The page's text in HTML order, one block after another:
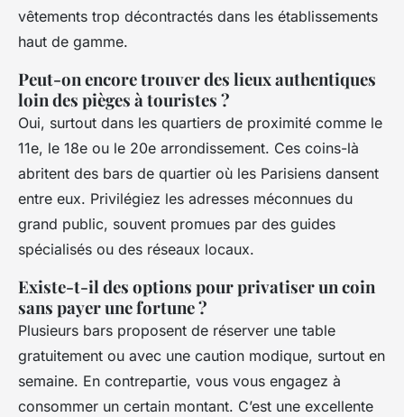
vêtements trop décontractés dans les établissements
haut de gamme.
Peut-on encore trouver des lieux authentiques
loin des pièges à touristes ?
Oui, surtout dans les quartiers de proximité comme le
11e, le 18e ou le 20e arrondissement. Ces coins-là
abritent des bars de quartier où les Parisiens dansent
entre eux. Privilégiez les adresses méconnues du
grand public, souvent promues par des guides
spécialisés ou des réseaux locaux.
Existe-t-il des options pour privatiser un coin
sans payer une fortune ?
Plusieurs bars proposent de réserver une table
gratuitement ou avec une caution modique, surtout en
semaine. En contrepartie, vous vous engagez à
consommer un certain montant. C’est une excellente